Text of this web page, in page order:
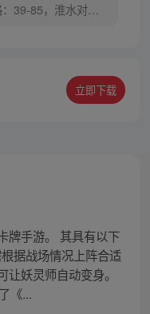
39-85，淮水对应
立即下载
牌手游。 其具有以下
据战场情况上阵合适
妖灵师自动变身。
《...